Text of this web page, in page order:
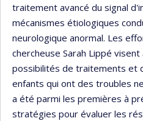
traitement avancé du signal
mécanismes étiologiques
neurologique anormal. Les
chercheuse Sarah Lippé
possibilités de traitements et
enfants qui ont des troubles
a été parmi les premières à
stratégies pour évaluer les